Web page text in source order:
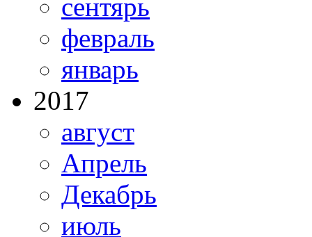
сентярь
февраль
январь
2017
август
Апрель
Декабрь
июль